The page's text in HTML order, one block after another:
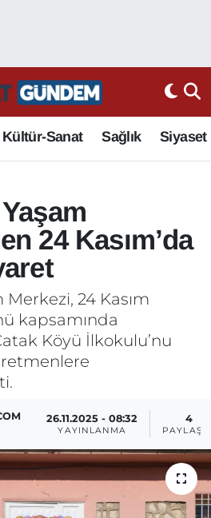
Kültür-Sanat Sağlık Siyaset
24 Kasım’da
24 Kasım
kapsamında
Köyü İlkokulu’nu
26.11.2025 - 08:32
YAYINLANMA
4